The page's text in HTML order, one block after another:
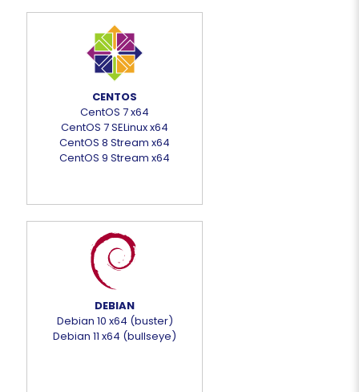
CENTOS
CentOS 7 x64
CentOS 7 SELinux x64
CentOS 8 Stream x64
CentOS 9 Stream x64
DEBIAN
Debian 10 x64 (buster)
Debian 11 x64 (bullseye)